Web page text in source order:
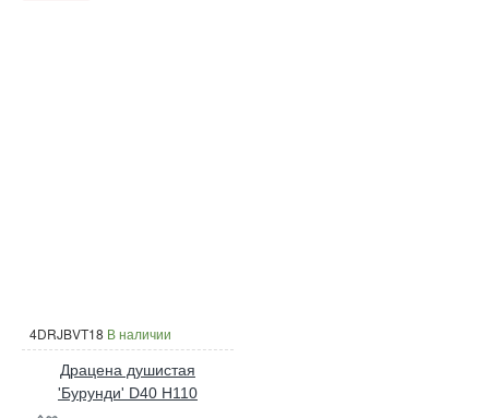
4DRJBVT18 В наличии
Драцена душистая
'Бурунди' D40 H110